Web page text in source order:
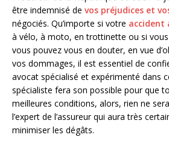
être indemnisé de vos préjudices et
négociés. Qu’importe si votre accident
à vélo, à moto, en trottinette ou si
vous pouvez vous en douter, en vue
vos dommages, il est essentiel de
avocat spécialisé et expérimenté dans
spécialiste fera son possible pour que
meilleures conditions, alors, rien ne
l’expert de l’assureur qui aura très
minimiser les dégâts.